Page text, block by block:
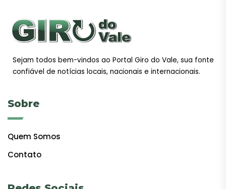
Sejam todos bem-vindos ao Portal Giro do Vale, sua fonte
confiável de notícias locais, nacionais e internacionais.
Sobre
Quem Somos
Contato